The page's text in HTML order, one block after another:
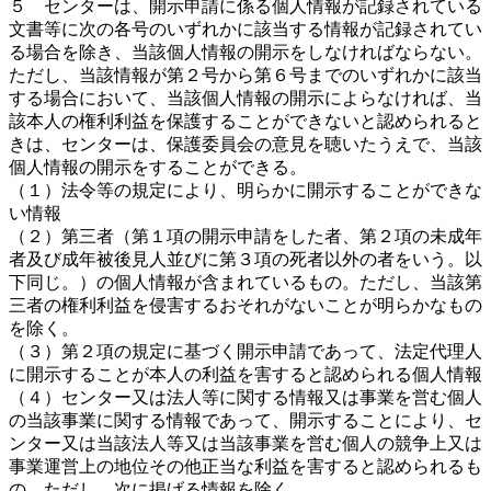
５ センターは、開示申請に係る個人情報が記録されている
文書等に次の各号のいずれかに該当する情報が記録されてい
る場合を除き、当該個人情報の開示をしなければならない。
ただし、当該情報が第２号から第６号までのいずれかに該当
する場合において、当該個人情報の開示によらなければ、当
該本人の権利利益を保護することができないと認められると
きは、センターは、保護委員会の意見を聴いたうえで、当該
個人情報の開示をすることができる。
（１）法令等の規定により、明らかに開示することができな
い情報
（２）第三者（第１項の開示申請をした者、第２項の未成年
者及び成年被後見人並びに第３項の死者以外の者をいう。以
下同じ。）の個人情報が含まれているもの。ただし、当該第
三者の権利利益を侵害するおそれがないことが明らかなもの
を除く。
（３）第２項の規定に基づく開示申請であって、法定代理人
に開示することが本人の利益を害すると認められる個人情報
（４）センター又は法人等に関する情報又は事業を営む個人
の当該事業に関する情報であって、開示することにより、セ
ンター又は当該法人等又は当該事業を営む個人の競争上又は
事業運営上の地位その他正当な利益を害すると認められるも